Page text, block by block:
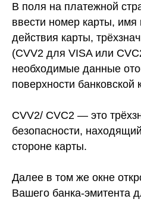
В поля на платежной
ввести номер карты, имя
действия карты,
(CVV2 для VISA или
необходимые данные
поверхности банковской
CVV2/ CVC2 — это
безопасности,
стороне карты.
Далее в том же окне
Вашего банка-эмитента